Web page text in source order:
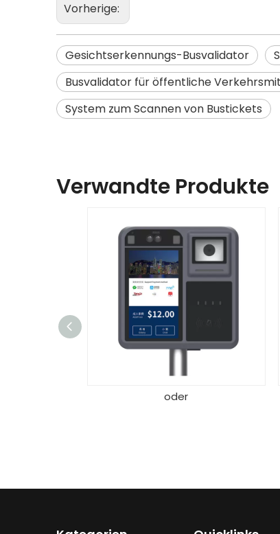
Vorherige:
Gesichtserkennungs-Busvalidator
Busvalidator für öffentliche
System zum Scannen von Bustickets
Verwandte Produkte
oder